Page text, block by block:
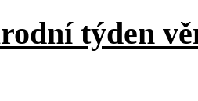
týden